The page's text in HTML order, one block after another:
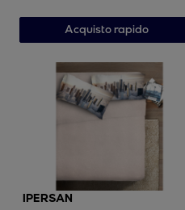
Acquisto rapido
IPERSAN